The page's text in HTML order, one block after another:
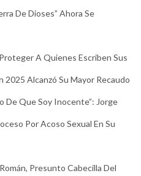
De Dioses” Ahora Se
A Quienes Escriben Sus
2025 Alcanzó Su Mayor Recaudo
De Que Soy Inocente”: Jorge
Por Acoso Sexual En Su
Presunto Cabecilla Del